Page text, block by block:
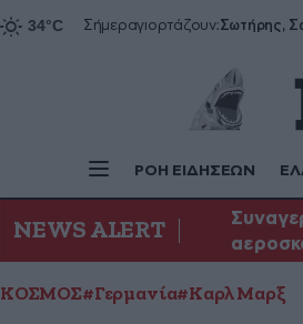
Σήμεραγιορτάζουν:
ΡΟΗ ΕΙΔΗΣΕΩΝ
NEWS ALERT
ΚΟΣΜΟΣ#Γερμανία#Καρλ Μαρξ